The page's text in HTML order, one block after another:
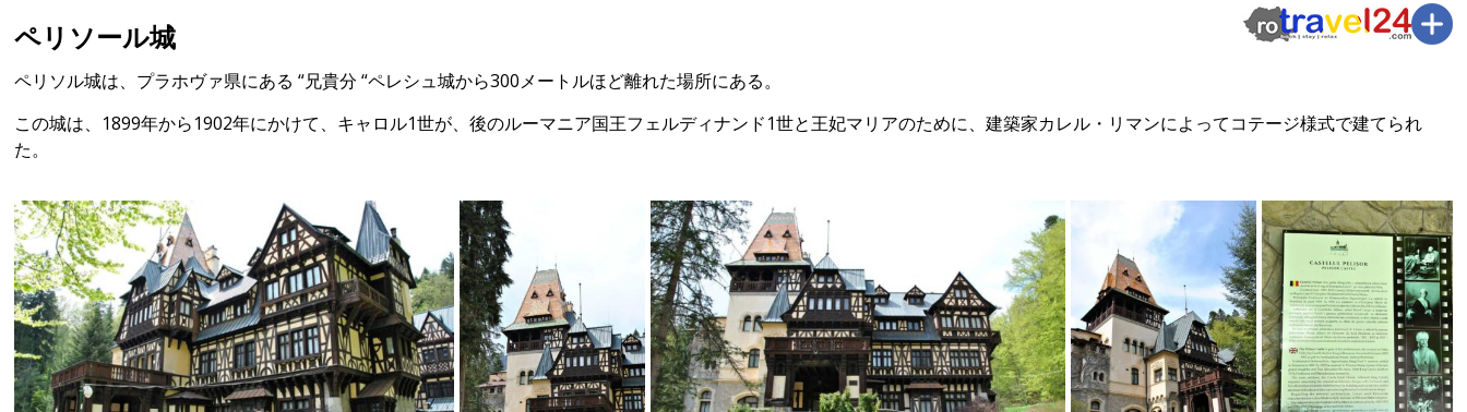
ペリソール城
ペリソル城は、プラホヴァ県にある “兄貴分 “ペレシュ城から300メートルほど離れた場所にある。
この城は、1899年から1902年にかけて、キャロル1世が、後のルーマニア国王フェルディナンド1世と王妃マリアのために、建築家カレル・リマンによってコテージ様式で建てられ
た。